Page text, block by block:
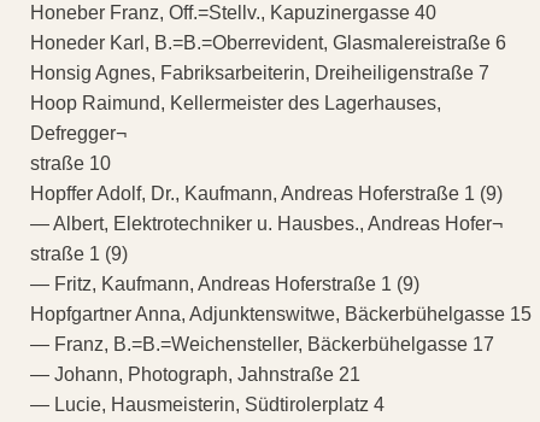
Honeber Franz, Off.=Stellv., Kapuzinergasse 40
Honeder Karl, B.=B.=Oberrevident, Glasmalereistraße 6
Honsig Agnes, Fabriksarbeiterin, Dreiheiligenstraße 7
Hoop Raimund, Kellermeister des Lagerhauses,
Defregger¬
straße 10
Hopffer Adolf, Dr., Kaufmann, Andreas Hoferstraße 1 (9)
— Albert, Elektrotechniker u. Hausbes., Andreas Hofer¬
straße 1 (9)
— Fritz, Kaufmann, Andreas Hoferstraße 1 (9)
Hopfgartner Anna, Adjunktenswitwe, Bäckerbühelgasse 15
— Franz, B.=B.=Weichensteller, Bäckerbühelgasse 17
— Johann, Photograph, Jahnstraße 21
— Lucie, Hausmeisterin, Südtirolerplatz 4